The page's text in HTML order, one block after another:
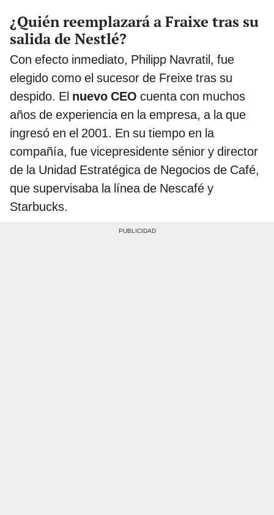
¿Quién reemplazará a Fraixe tras su
salida de Nestlé?
Con efecto inmediato, Philipp Navratil, fue
elegido como el sucesor de Freixe tras su
despido. El nuevo CEO cuenta con muchos
años de experiencia en la empresa, a la que
ingresó en el 2001. En su tiempo en la
compañía, fue vicepresidente sénior y director
de la Unidad Estratégica de Negocios de Café,
que supervisaba la línea de Nescafé y
Starbucks.